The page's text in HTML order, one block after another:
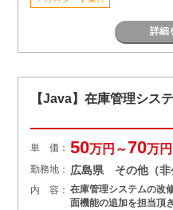
詳細
【Java】在庫管理シス
単 価： 50万円～70万円
勤務地： 広島県 その他（非
内 容： 在庫管理システムの改
面機能の追加を担当頂